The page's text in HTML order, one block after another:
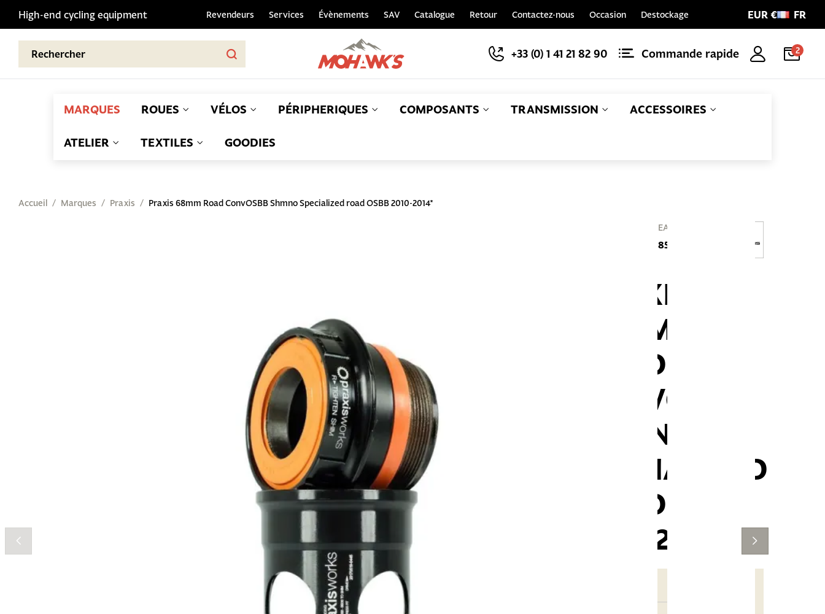
High-end cycling equipment Revendeurs Services Évènements SAV Catalogue Retour Contactez-nous Occasion Destockage EUR € FR
+33 (0) 1 41 21 82 90 Commande rapide 2
MARQUES ROUES VÉLOS PÉRIPHERIQUES COMPOSANTS TRANSMISSION ACCESSOIRES
ATELIER TEXTILES GOODIES
Accueil Marques Praxis Praxis 68mm Road ConvOSBB Shmno Specialized road OSBB 2010-2014*
EAN
856432007021
PRAXIS
68MM
ROAD
CONVOSBB
SHMNO
SPECIALIZED
ROAD OSBB
2010-2014*